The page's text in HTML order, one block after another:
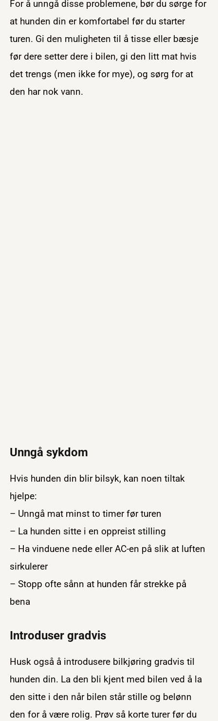
For å unngå disse problemene, bør du sørge for
at hunden din er komfortabel før du starter
turen. Gi den muligheten til å tisse eller bæsje
før dere setter dere i bilen, gi den litt mat hvis
det trengs (men ikke for mye), og sørg for at
den har nok vann.
Unngå sykdom
Hvis hunden din blir bilsyk, kan noen tiltak
hjelpe:
– Unngå mat minst to timer før turen
– La hunden sitte i en oppreist stilling
– Ha vinduene nede eller AC-en på slik at luften
sirkulerer
– Stopp ofte sånn at hunden får strekke på
bena
Introduser gradvis
Husk også å introdusere bilkjøring gradvis til
hunden din. La den bli kjent med bilen ved å la
den sitte i den når bilen står stille og belønn
den for å være rolig. Prøv så korte turer før du